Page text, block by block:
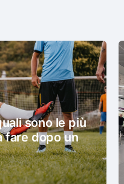
sono le più
fare dopo un